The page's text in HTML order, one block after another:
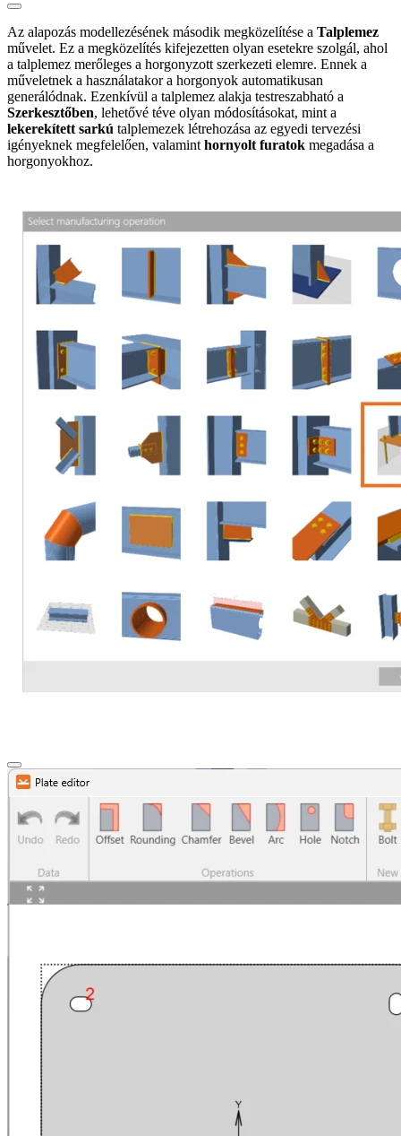
Az alapozás modellezésének második megközelítése a Talplemez
művelet. Ez a megközelítés kifejezetten olyan esetekre szolgál, ahol
a talplemez merőleges a horgonyzott szerkezeti elemre. Ennek a
műveletnek a használatakor a horgonyok automatikusan
generálódnak. Ezenkívül a talplemez alakja testreszabható a
Szerkesztőben, lehetővé téve olyan módosításokat, mint a
lekerekített sarkú talplemezek létrehozása az egyedi tervezési
igényeknek megfelelően, valamint hornyolt furatok megadása a
horgonyokhoz.